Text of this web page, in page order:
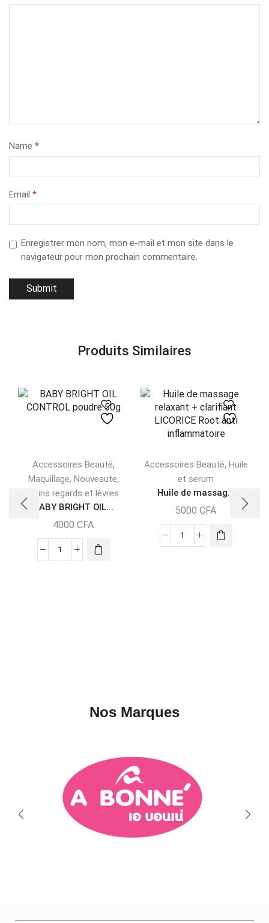
Name *
Email *
Enregistrer mon nom, mon e-mail et mon site dans le
navigateur pour mon prochain commentaire.
Produits Similaires
Accessoires Beauté,
Maquillage, Nouveaute,
Soins regards et lèvres
BABY BRIGHT OIL...
4000 CFA
Accessoires Beauté, Huile
et serum
Huile de massag...
5000 CFA
Nos Marques